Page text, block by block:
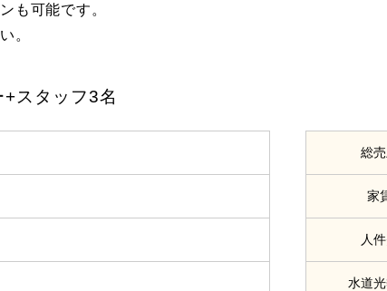
も可能です。
。
+スタッフ3名
総
家
人
水道